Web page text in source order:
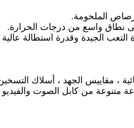
، مقاييس الجهد ، أسلاك
متنوعة من كابل الصوت والفيديو